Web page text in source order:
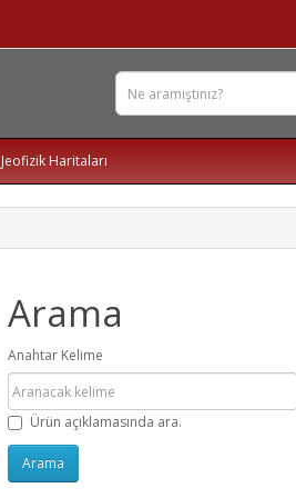
Jeofizik Haritaları
Arama
Anahtar Kelime
Ürün açıklamasında ara.